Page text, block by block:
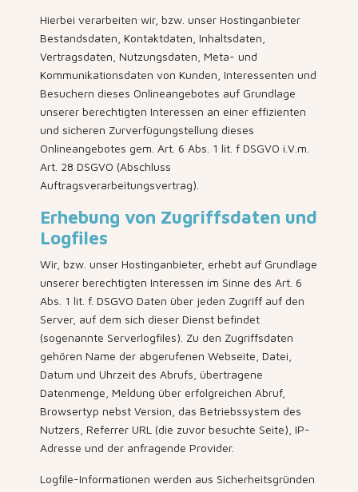
Hierbei verarbeiten wir, bzw. unser Hostinganbieter
Bestandsdaten, Kontaktdaten, Inhaltsdaten,
Vertragsdaten, Nutzungsdaten, Meta- und
Kommunikationsdaten von Kunden, Interessenten und
Besuchern dieses Onlineangebotes auf Grundlage
unserer berechtigten Interessen an einer effizienten
und sicheren Zurverfügungstellung dieses
Onlineangebotes gem. Art. 6 Abs. 1 lit. f DSGVO i.V.m.
Art. 28 DSGVO (Abschluss
Auftragsverarbeitungsvertrag).
Erhebung von Zugriffsdaten und
Logfiles
Wir, bzw. unser Hostinganbieter, erhebt auf Grundlage
unserer berechtigten Interessen im Sinne des Art. 6
Abs. 1 lit. f. DSGVO Daten über jeden Zugriff auf den
Server, auf dem sich dieser Dienst befindet
(sogenannte Serverlogfiles). Zu den Zugriffsdaten
gehören Name der abgerufenen Webseite, Datei,
Datum und Uhrzeit des Abrufs, übertragene
Datenmenge, Meldung über erfolgreichen Abruf,
Browsertyp nebst Version, das Betriebssystem des
Nutzers, Referrer URL (die zuvor besuchte Seite), IP-
Adresse und der anfragende Provider.
Logfile-Informationen werden aus Sicherheitsgründen